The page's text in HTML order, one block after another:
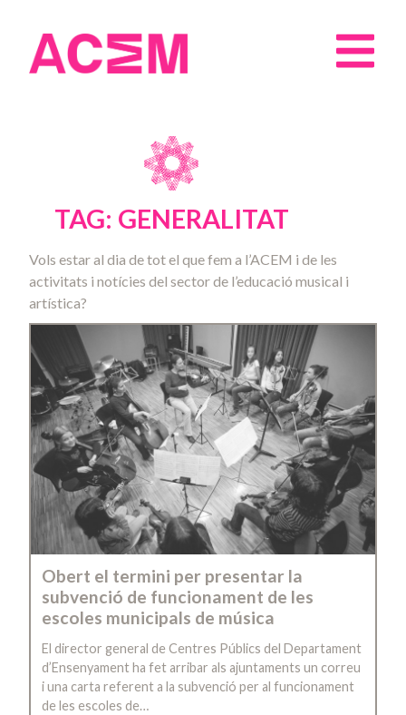
TAG: GENERALITAT
Vols estar al dia de tot el que fem a l’ACEM i de les
activitats i notícies del sector de l’educació musical i
artística?
Obert el termini per presentar la
subvenció de funcionament de les
escoles municipals de música
El director general de Centres Públics del Departament
d’Ensenyament ha fet arribar als ajuntaments un correu
i una carta referent a la subvenció per al funcionament
de les escoles de…